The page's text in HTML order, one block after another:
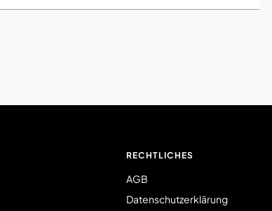
RECHTLICHES
AGB
Datenschutzerklärung